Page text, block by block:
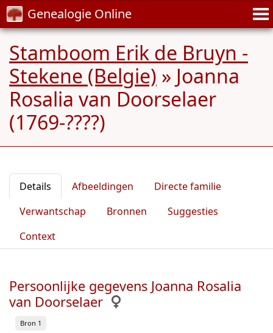
Genealogie Online
Stamboom Erik de Bruyn -
Stekene (Belgie) » Joanna
Rosalia van Doorselaer
(1769-????)
Details Afbeeldingen
Directe familie
Verwantschap
Bronnen
Suggesties
Context
Persoonlijke gegevens Joanna Rosalia
van Doorselaer
Bron 1